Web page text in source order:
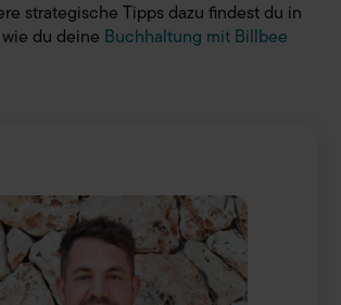
Zwecken verwenden. Die Übertragung
Daten in nicht sichere Drittländer
der Offenlegung an unberechtigte
. Unser
strategische Tipps dazu findest du in
du deine Buchhaltung mit Billbee